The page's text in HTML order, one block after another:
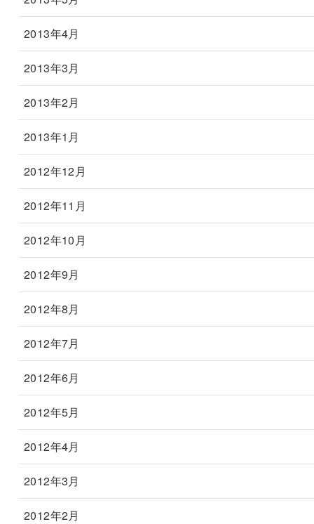
2013年4月
2013年3月
2013年2月
2013年1月
2012年12月
2012年11月
2012年10月
2012年9月
2012年8月
2012年7月
2012年6月
2012年5月
2012年4月
2012年3月
2012年2月